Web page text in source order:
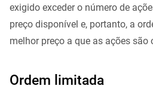
exigido exceder o número de
preço disponível e, portanto, a
melhor preço a que as ações são
Ordem limitada